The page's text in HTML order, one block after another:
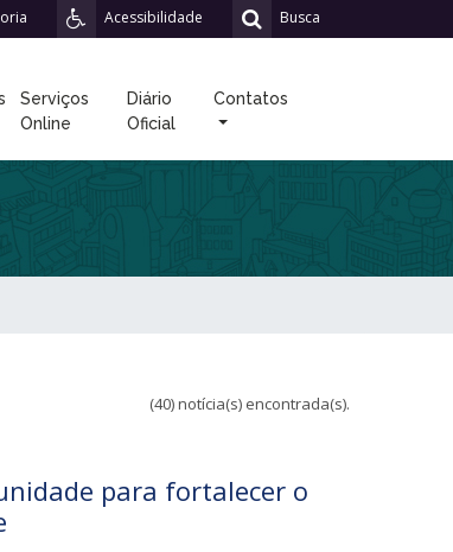
Busca
Acessibilidade
Serviços
Online
Diário
Oficial
Contatos
(40) notícia(s) encontrada(s).
para fortalecer o